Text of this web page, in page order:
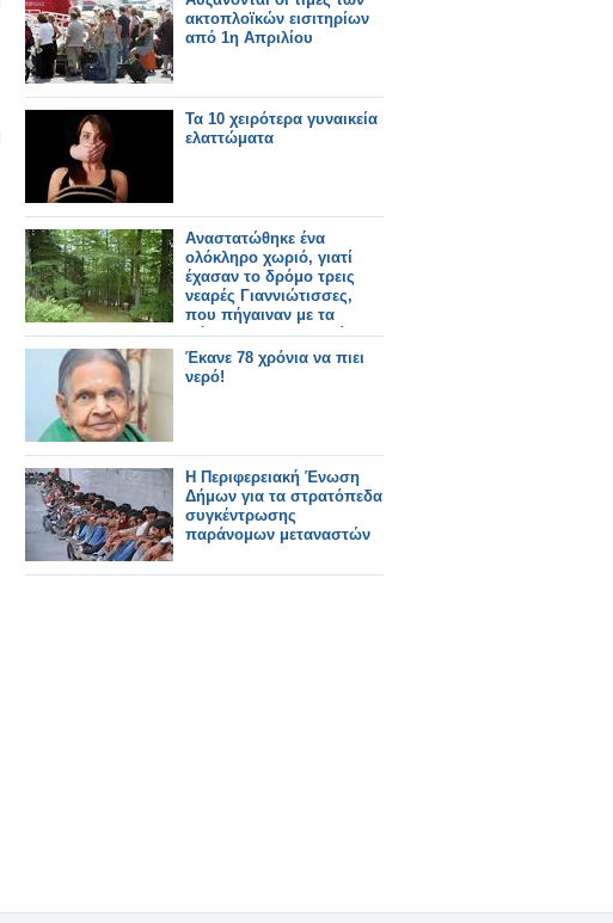
ακτοπλοϊκών εισιτηρίων
από 1η Απριλίου
Τα 10 χειρότερα γυναικεία
ελαττώματα
Aναστατώθηκε ένα
ολόκληρο χωριό, γιατί
έχασαν το δρόμο τρεις
νεαρές Γιαννιώτισσες,
που πήγαιναν με τα
πόδια στην Ηγουμενίτσα!
Έκανε 78 χρόνια να πιει
νερό!
Η Περιφερειακή Ένωση
Δήμων για τα στρατόπεδα
συγκέντρωσης
παράνομων μεταναστών